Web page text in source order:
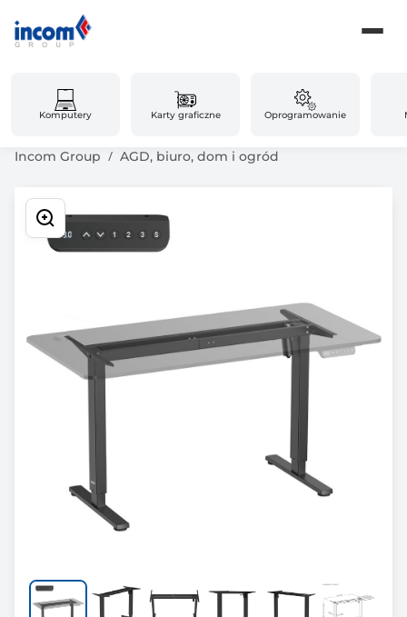
Komputery Karty graficzne Oprogramowanie
Incom Group AGD, biuro, dom i ogród